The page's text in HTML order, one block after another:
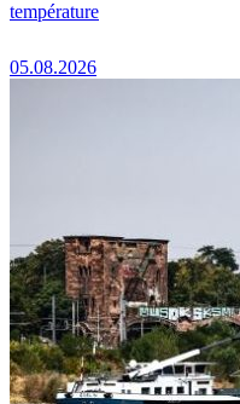
température
05.08.2026